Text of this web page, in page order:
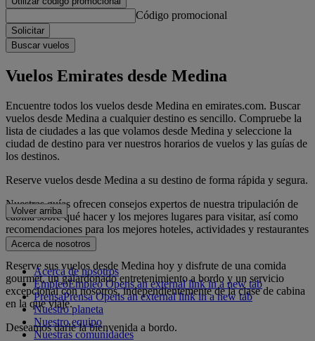
Código promocional
Solicitar
Buscar vuelos
Vuelos Emirates desde Medina
Encuentre todos los vuelos desde Medina en emirates.com. Buscar
vuelos desde Medina a cualquier destino es sencillo. Compruebe la
lista de ciudades a las que volamos desde Medina y seleccione la
ciudad de destino para ver nuestros horarios de vuelos y las guías de
los destinos.
Reserve vuelos desde Medina a su destino de forma rápida y segura.
Nuestras guías ofrecen consejos expertos de nuestra tripulación de
cabina sobre qué hacer y los mejores lugares para visitar, así como
recomendaciones para los mejores hoteles, actividades y restaurantes
de la ciudad.
Reserve sus vuelos desde Medina hoy y disfrute de una comida
gourmet, un galardonado entretenimiento a bordo y un servicio
excepcional con nosotros, independientemente de la clase de cabina
en la que viaje.
Deseamos darle la bienvenida a bordo.
Volver arriba
Acerca de nosotros
Acerca de nosotros
EmpleoEmpleo Opens an external link in a new tab
PrensaPrensa Opens an external link in a new tab
Nuestro planeta
Nuestro equipo
Nuestras comunidades